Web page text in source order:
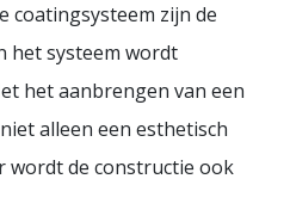
coatingsysteem zijn de
het systeem wordt
het aanbrengen van een
alleen een esthetisch
wordt de constructie ook